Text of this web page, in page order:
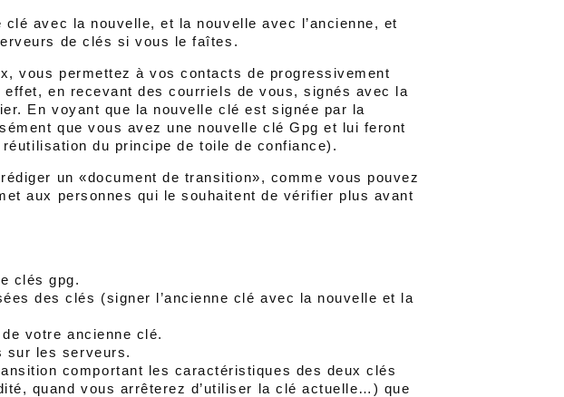
clé avec la nouvelle, et la nouvelle avec l’ancienne, et
de clés si vous le faîtes.
vous permettez à vos contacts de progressivement
en recevant des courriels de vous, signés avec la
En voyant que la nouvelle clé est signée par la
que vous avez une nouvelle clé Gpg et lui feront
réutilisation du principe de toile de confiance).
un «document de transition», comme vous pouvez
aux personnes qui le souhaitent de vérifier plus avant
clés gpg.
des clés (signer l’ancienne clé avec la nouvelle et la
votre ancienne clé.
sur les serveurs.
comportant les caractéristiques des deux clés
quand vous arrêterez d’utiliser la clé actuelle…) que